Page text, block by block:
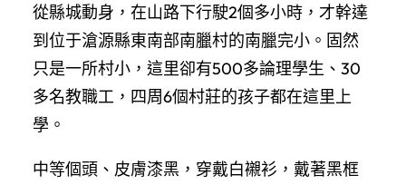
從縣城動身，在山路下行駛2個多小時，才幹達
到位于滄源縣東南部南臘村的南臘完小。固然
只是一所村小，這里卻有500多論理學生、30
多名教職工，四周6個村莊的孩子都在這里上
學。
中等個頭、皮膚漆黑，穿戴白襯衫，戴著黑框